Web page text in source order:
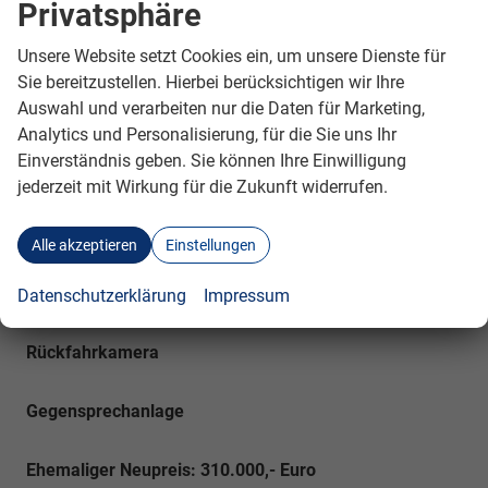
entwickelt für die Ferrari Challenge Meisterschaft.
Zubehör:
2. Radsatz
Beifahrersitz
Race Navigator
Rückfahrkamera
Gegensprechanlage
Ehemaliger Neupreis: 310.000,- Euro
Privatsphäre
Unsere Website setzt Cookies ein, um unsere Dienste für
Sie bereitzustellen. Hierbei berücksichtigen wir Ihre
Auswahl und verarbeiten nur die Daten für Marketing,
Analytics und Personalisierung, für die Sie uns Ihr
Einverständnis geben. Sie können Ihre Einwilligung
jederzeit mit Wirkung für die Zukunft widerrufen.
Alle akzeptieren Einstellungen
Datenschutzerklärung Impressum